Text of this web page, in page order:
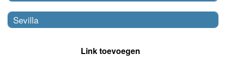
Sevilla
Link toevoegen